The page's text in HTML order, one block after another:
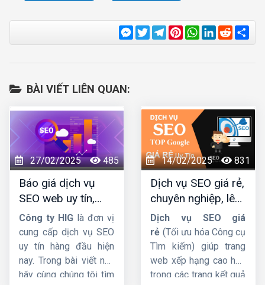
Messenger
TwitterTelegram
Pinterest
WhatsApp
LinkedIn
Reddit
BÀI VIẾT LIÊN QUAN:
27/02/2025 485
Báo giá dịch vụ
SEO web uy tín,
chuyên nghiệp,
hiệu quả lâu dài
Công ty HIG là đơn vị
cung cấp dịch vụ SEO
uy tín hàng đầu hiện
nay. Trong bài viết này
hãy cùng chúng tôi tìm
14/02/2025 831
Dịch vụ SEO giá rẻ,
chuyên nghiệp, lên
TOP Google bền
vững
Dịch vụ SEO giá
rẻ (Tối ưu hóa Công cụ
Tìm kiếm) giúp trang
web xếp hạng cao hơn
trong các trang kết quả